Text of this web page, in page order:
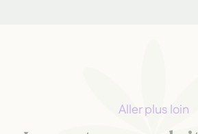
Aller plus loin